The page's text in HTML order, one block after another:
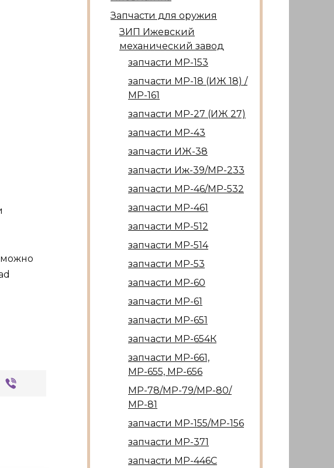
можно
Запчасти для оружия
ЗИП Ижевский
механический завод
запчасти МР-153
запчасти МР-18 (ИЖ 18) /
МР-161
запчасти МР-27 (ИЖ 27)
запчасти МР-43
запчасти ИЖ-38
запчасти Иж-39/МР-233
запчасти МР-46/МР-532
запчасти МР-461
запчасти МР-512
запчасти МР-514
запчасти МР-53
запчасти МР-60
запчасти МР-61
запчасти МР-651
запчасти МР-654К
запчасти МР-661,
МР-655, МР-656
МР-78/МР-79/МР-80/
МР-81
запчасти МР-155/МР-156
запчасти МР-371
запчасти МР-446С